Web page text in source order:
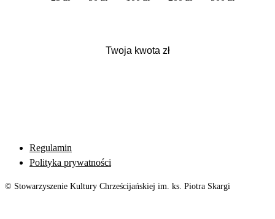
Regulamin
Polityka prywatności
© Stowarzyszenie Kultury Chrześcijańskiej im. ks. Piotra Skargi